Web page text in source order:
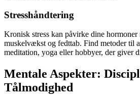
Stresshåndtering
Kronisk stress kan påvirke dine
muskelvækst og fedttab. Find metoder til
meditation, yoga eller hobbyer, der giver
Mentale Aspekter:
Tålmodighed